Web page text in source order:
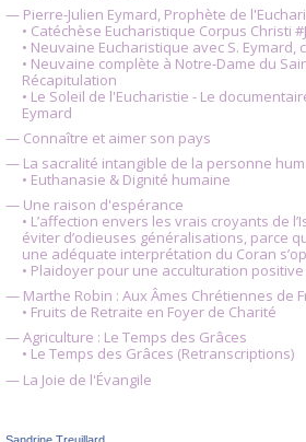
— Pierre-Julien Eymard, Prophète de
• Catéchèse Eucharistique Corpus Christi
• Neuvaine Eucharistique avec S. Eymard,
• Neuvaine complète à Notre-Dame du
Récapitulation
• Le Soleil de l'Eucharistie - Le
Eymard
— Connaître et aimer son pays
— La sacralité intangible de la personne
• Euthanasie & Dignité humaine
— Une raison d'espérance
• L’affection envers les vrais croyants de
éviter d’odieuses généralisations, parce
une adéquate interprétation du Coran
• Plaidoyer pour une acculturation
— Marthe Robin : Aux Âmes Chrétiennes de
• Fruits de Retraite en Foyer de Charité
— Agriculture : Le Temps des Grâces
• Le Temps des Grâces (Retranscriptions)
— La Joie de l'Évangile